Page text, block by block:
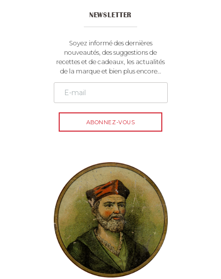
NEWSLETTER
Soyez informé des dernières
nouveautés, des suggestions de
recettes et de cadeaux, les actualités
de la marque et bien plus encore…